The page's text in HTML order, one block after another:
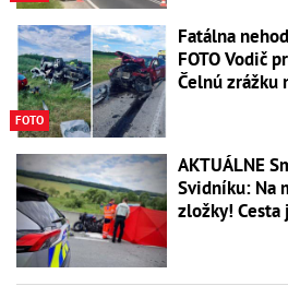
FOTO
Fatálna
FOTO Vodič
Čelnú zrážku
AKTUÁLNE
Svidníku: Na
zložky!